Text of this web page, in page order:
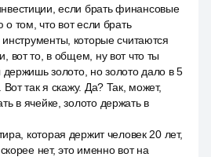
если брать финансовые
том, что вот если брать
которые считаются
вот то, в общем, ну вот что ты
золото, но золото дало в 5
так я скажу. Да? Так, может,
в ячейке, золото держать в
которая держит человек 20 лет,
нет, это именно вот на